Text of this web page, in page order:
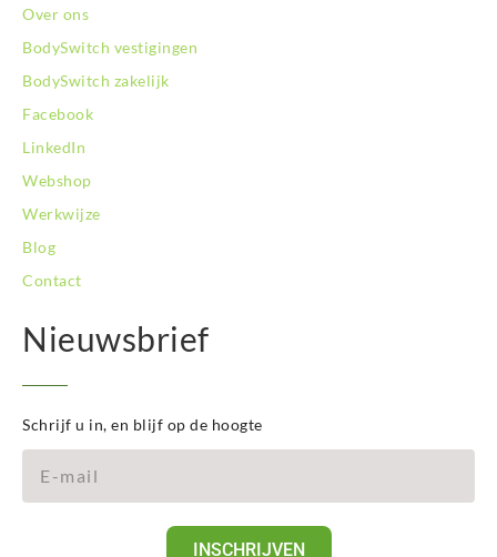
Over ons
BodySwitch vestigingen
BodySwitch zakelijk
Facebook
LinkedIn
Webshop
Werkwijze
Blog
Contact
Nieuwsbrief
Schrijf u in, en blijf op de hoogte
INSCHRIJVEN